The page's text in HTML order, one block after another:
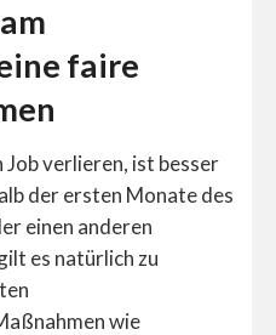
faire
verlieren, ist besser
der ersten Monate des
einen anderen
es natürlich zu
wie